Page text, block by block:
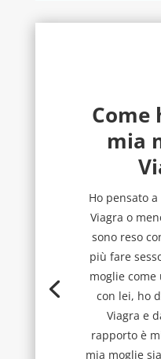
Come
mia
Ho pensato
Viagra o
sono reso
più fare
moglie come
con lei, ho
Viagra e
rapporto è
mia moglie